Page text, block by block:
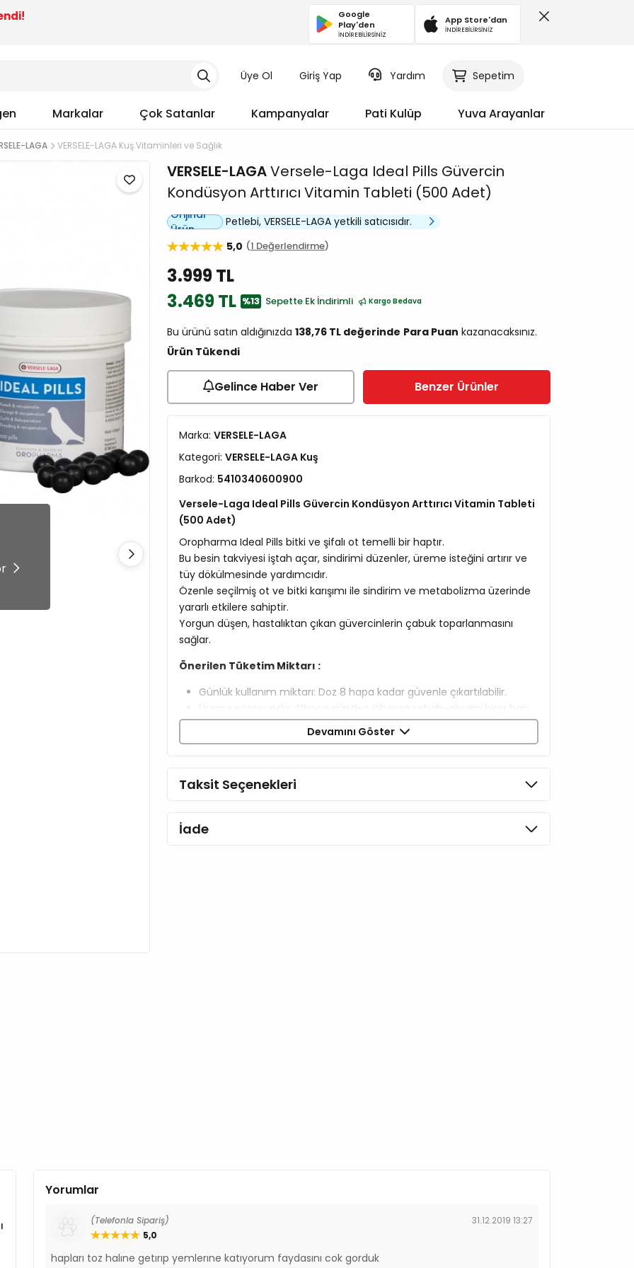
Google
Play'den
İNDİREBİLİRSİNİZ
App Store'dan
İNDİREBİLİRSİNİZ
Üye Ol Giriş Yap Yardım Sepetim
Markalar Çok Satanlar Kampanyalar Pati Kulüp Yuva Arayanlar
LAGA VERSELE-LAGA Kuş Vitaminleri ve Sağlık
VERSELE-LAGAVersele-Laga Ideal Pills Güvercin
Kondüsyon Arttırıcı Vitamin Tableti (500 Adet)
Orijinal
Ürün
Petlebi, VERSELE-LAGA yetkili satıcısıdır.
5,0
1 Değerlendirme
3.999 TL
3.469 TL %13 Sepette Ek İndirimli Kargo Bedava
Bu ürünü satın aldığınızda 138,76 TL değerinde Para Puan kazanacaksınız.
Ürün Tükendi
Gelince Haber Ver Benzer Ürünler
Marka: VERSELE-LAGA
Kategori: VERSELE-LAGA Kuş
Barkod: 5410340600900
Versele-Laga Ideal Pills Güvercin Kondüsyon Arttırıcı Vitamin Tableti
(500 Adet)
Oropharma Ideal Pills bitki ve şifalı ot temelli bir haptır.
Bu besin takviyesi iştah açar, sindirimi düzenler, üreme isteğini artırır ve
tüy dökülmesinde yardımcıdır.
Özenle seçilmiş ot ve bitki karışımı ile sindirim ve metabolizma üzerinde
yararlı etkilere sahiptir.
Yorgun düşen, hastalıktan çıkan güvercinlerin çabuk toparlanmasını
sağlar.
Önerilen Tüketim Miktarı :
Günlük kullanım miktarı: Doz 8 hapa kadar güvenle çıkartılabilir.
Üreme sezonunda: Altınca günden itibaren sabah-akşam birer hap.
Zayıf düşme ve iyileşme durumlarında: Sabah-akşam ikişer hap.
İştahsızlık: Sabah-akşam 1 ya da 2 hap.
Serin ve kuru yerde saklayınız
Devamını Göster
Taksit Seçenekleri
İade
Yorumlar
(Telefonla Sipariş)
31.12.2019 13:27
5,0
hapları toz halıne getırıp yemlerıne katıyorum faydasını cok gorduk